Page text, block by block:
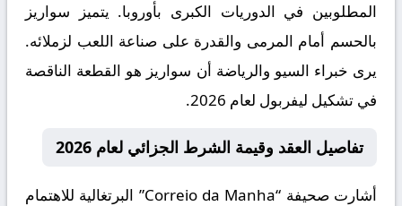
المطلوبين في الدوريات الكبرى بأوروبا. يتميز سواريز
بالحسم أمام المرمى والقدرة على صناعة اللعب لزملائه.
يرى خبراء السيو والرياضة أن سواريز هو القطعة الناقصة
في تشكيل ليفربول لعام 2026.
تفاصيل العقد وقيمة الشرط الجزائي لعام 2026
أشارت صحيفة “Correio da Manha” البرتغالية للاهتمام